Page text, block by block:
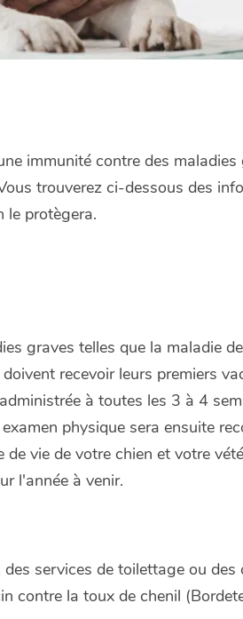
immunité contre des maladies
trouverez ci-dessous des
le protègera.
graves telles que la maladie
recevoir leurs premiers
à toutes les 3 à 4
physique sera ensuite
vie de votre chien et votre
l'année à venir.
services de toilettage ou des
contre la toux de chenil